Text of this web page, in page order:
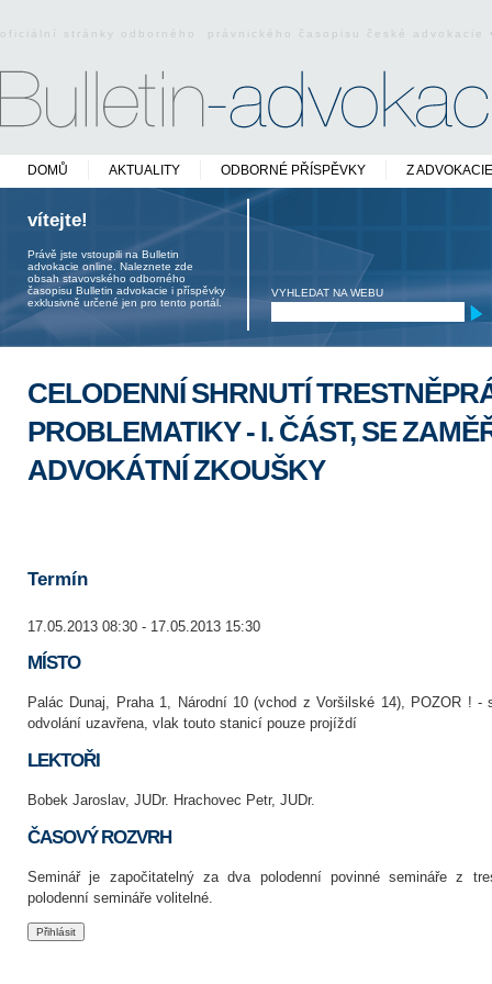
oficiální stránky odborného právnického časopisu české
DOMŮ AKTUALITY ODBORNÉ PŘÍSPĚVKY Z ADVOKACIE
vítejte!
Právě jste vstoupili na Bulletin
advokacie online. Naleznete zde
obsah stavovského odborného
časopisu Bulletin advokacie i příspěvky
exklusivně určené jen pro tento portál.
VYHLEDAT NA WEBU
CELODENNÍ SHRNUTÍ
PROBLEMATIKY - I. ČÁST, SE
ADVOKÁTNÍ ZKOUŠKY
Termín
17.05.2013 08:30 - 17.05.2013 15:30
MÍSTO
Palác Dunaj, Praha 1, Národní 10 (vchod z Voršilské 14), POZOR ! -
odvolání uzavřena, vlak touto stanicí pouze projíždí
LEKTOŘI
Bobek Jaroslav, JUDr. Hrachovec Petr, JUDr.
ČASOVÝ ROZVRH
Seminář je započitatelný za dva polodenní povinné semináře z
polodenní semináře volitelné.